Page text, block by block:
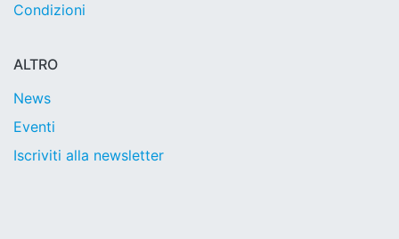
Condizioni
ALTRO
News
Eventi
Iscriviti alla newsletter